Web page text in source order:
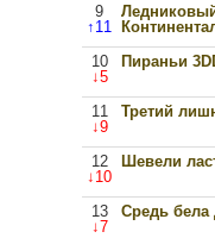
9
↑11
10
↓5
Пираньи
11
↓9
Третий
12
↓10
Шевели
13
↓7
Средь бела